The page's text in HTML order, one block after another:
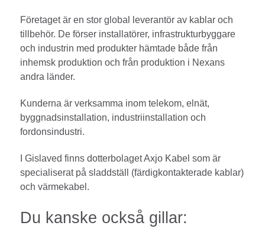
Företaget är en stor global leverantör av kablar och
tillbehör. De förser installatörer, infrastrukturbyggare
och industrin med produkter hämtade både från
inhemsk produktion och från produktion i Nexans
andra länder.
Kunderna är verksamma inom telekom, elnät,
byggnadsinstallation, industriinstallation och
fordonsindustri.
I Gislaved finns dotterbolaget Axjo Kabel som är
specialiserat på sladdställ (färdigkontakterade kablar)
och värmekabel.
Du kanske också gillar: